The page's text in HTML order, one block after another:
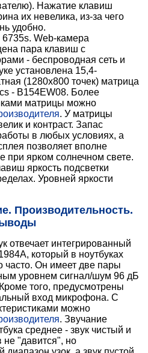
Нажатие клавиш
их невелика, из-за чего
удобно.
пара клавиш с
- беспроводная сеть и
установлена 15,4-
(1280x800 точек) матрица
- B154EW08. Более
матрицы можно
. У матрицы
и контраст. Запас
в любых условиях, а
позволяет вполне
при ярком солнечном свете.
яркость подсветки
Уровней яркости
Производительность.
отвечает интегрированный
который в ноутбуках
часто. Он имеет две пары
уровнем сигнал/шум 96 дБ
того, предусмотрены
вход микрофона. С
можно
. Звучание
среднее - звук чистый и
не "давится", но